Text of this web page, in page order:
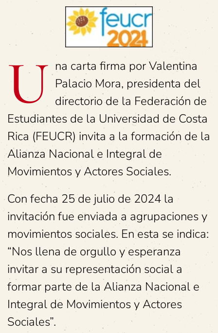
U na carta firma por Valentina
Palacio Mora, presidenta del
directorio de la Federación de
Estudiantes de la Universidad de Costa
Rica (FEUCR) invita a la formación de la
Alianza Nacional e Integral de
Movimientos y Actores Sociales.
Con fecha 25 de julio de 2024 la
invitación fue enviada a agrupaciones y
movimientos sociales. En esta se indica:
“Nos llena de orgullo y esperanza
invitar a su representación social a
formar parte de la Alianza Nacional e
Integral de Movimientos y Actores
Sociales”.